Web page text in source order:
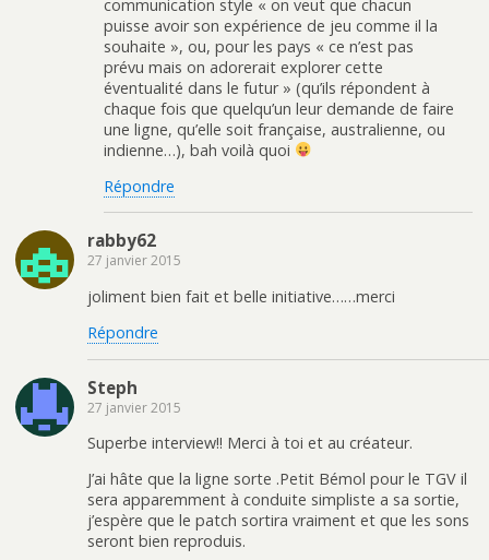
communication style « on veut que chacun
puisse avoir son expérience de jeu comme il la
souhaite », ou, pour les pays « ce n’est pas
prévu mais on adorerait explorer cette
éventualité dans le futur » (qu’ils répondent à
chaque fois que quelqu’un leur demande de faire
une ligne, qu’elle soit française, australienne, ou
indienne…), bah voilà quoi
Répondre
rabby62
27 janvier 2015
joliment bien fait et belle initiative……merci
Répondre
Steph
27 janvier 2015
Superbe interview!! Merci à toi et au créateur.
J’ai hâte que la ligne sorte .Petit Bémol pour le TGV il
sera apparemment à conduite simpliste a sa sortie,
j’espère que le patch sortira vraiment et que les sons
seront bien reproduis.